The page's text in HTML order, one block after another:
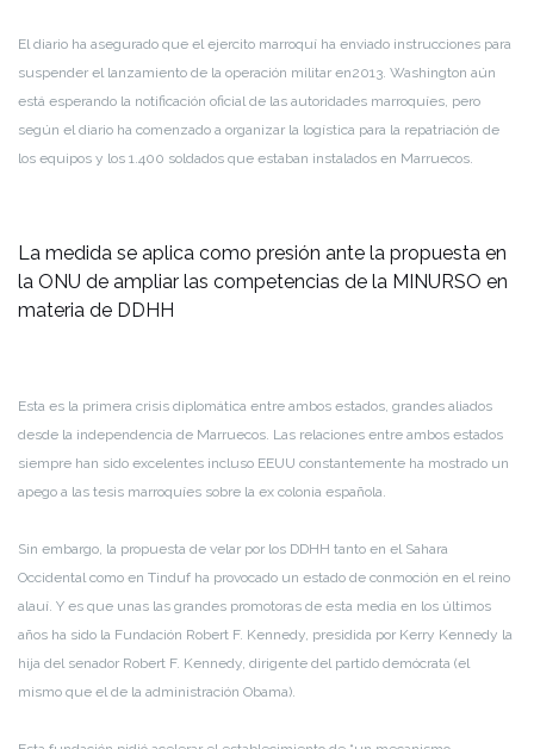
El diario ha asegurado que el ejercito marroquí ha enviado instrucciones para
suspender el lanzamiento de la operación militar en2013. Washington aún
está esperando la notificación oficial de las autoridades marroquíes, pero
según el diario ha comenzado a organizar la logística para la repatriación de
los equipos y los 1.400 soldados que estaban instalados en Marruecos.
La medida se aplica como presión ante la propuesta en
la ONU de ampliar las competencias de la MINURSO en
materia de DDHH
Esta es la primera crisis diplomática entre ambos estados, grandes aliados
desde la independencia de Marruecos. Las relaciones entre ambos estados
siempre han sido excelentes incluso EEUU constantemente ha mostrado un
apego a las tesis marroquíes sobre la ex colonia española.
Sin embargo, la propuesta de velar por los DDHH tanto en el Sahara
Occidental como en Tinduf ha provocado un estado de conmoción en el reino
alauí. Y es que unas las grandes promotoras de esta media en los últimos
años ha sido la Fundación Robert F. Kennedy, presidida por Kerry Kennedy la
hija del senador Robert F. Kennedy, dirigente del partido demócrata (el
mismo que el de la administración Obama).